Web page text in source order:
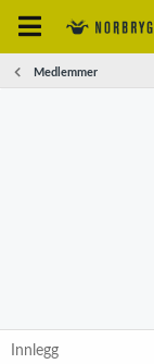
Medlemmer
Innlegg